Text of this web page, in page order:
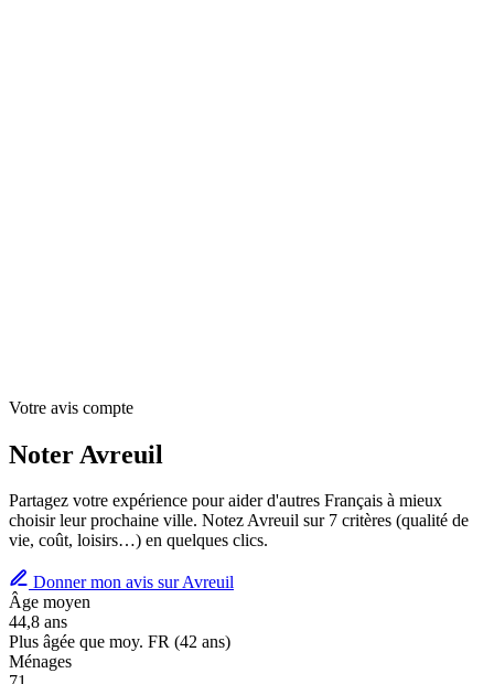
Votre avis compte
Noter Avreuil
Partagez votre expérience pour aider d'autres Français à mieux
choisir leur prochaine ville. Notez Avreuil sur 7 critères (qualité de
vie, coût, loisirs…) en quelques clics.
Donner mon avis sur Avreuil
Âge moyen
44,8 ans
Plus âgée que moy. FR (42 ans)
Ménages